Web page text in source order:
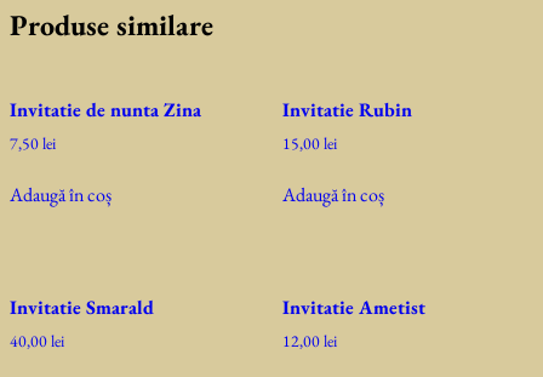
Produse similare
Invitatie de nunta Zina
7,50lei
Adaugă în coș
Invitatie Rubin
15,00lei
Adaugă în coș
Invitatie Smarald
40,00lei
Invitatie Ametist
12,00lei